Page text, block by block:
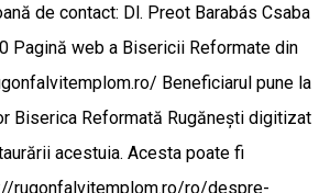
de contact: Dl. Preot Barabás Csaba
Pagină web a Bisericii Reformate din
Beneficiarul pune la
Biserica Reformată Rugănești digitizat
acestuia. Acesta poate fi
rugonfalvitemplom.ro/ro/despre-